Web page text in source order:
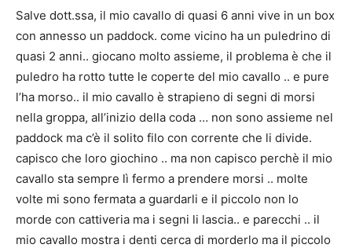
Salve dott.ssa, il mio cavallo di quasi 6 anni vive in un box
con annesso un paddock. come vicino ha un puledrino di
quasi 2 anni.. giocano molto assieme, il problema è che il
puledro ha rotto tutte le coperte del mio cavallo .. e pure
l’ha morso.. il mio cavallo è strapieno di segni di morsi
nella groppa, all’inizio della coda … non sono assieme nel
paddock ma c’è il solito filo con corrente che li divide.
capisco che loro giochino .. ma non capisco perchè il mio
cavallo sta sempre lì fermo a prendere morsi .. molte
volte mi sono fermata a guardarli e il piccolo non lo
morde con cattiveria ma i segni li lascia.. e parecchi .. il
mio cavallo mostra i denti cerca di morderlo ma il piccolo